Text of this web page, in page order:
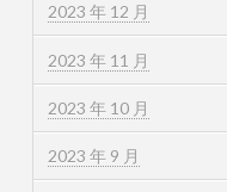
2023 年 12 月
2023 年 11 月
2023 年 10 月
2023 年 9 月